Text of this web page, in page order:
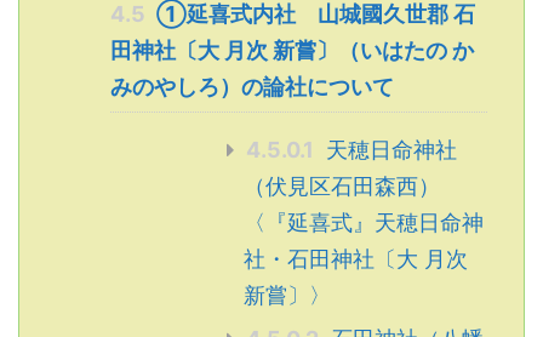
4.5 ①延喜式内社 山城國久世郡 石
田神社〔大 月次 新嘗〕（いはたの か
みのやしろ）の論社について
4.5.0.1
天穂日命神社
（伏見区石田森西）
〈『延喜式』天穂日命神
社・石田神社〔大 月次
新嘗〕〉